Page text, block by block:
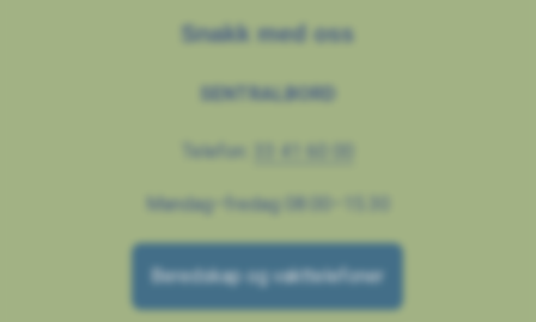
Snakk med oss
SENTRALBORD
Telefon:
Mandag–fredag 08.00–15.30
Beredskap og vakttelefoner